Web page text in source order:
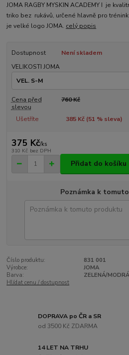
JOMA RAGBY MYSKIN ACADEMY I je
triko bez rukávů, určené hlavně pro
je velké logo JOMA. celý popis
Dostupnost
Není skladem
VELIKOSTI JOMA
Cena před
slevou
760 Kč
Ušetříte 385 Kč (51 % sleva)
375 Kč/ks
310 Kč bez DPH
Přidat do košíku
Poznámka k
Číslo produktu:
831 001
Výrobce:
JOMA
Barva:
ZELENÁ/MODRÁ
Hlídat cenu / dostupnost
DOPRAVA po ČR a SR
od 3500 Kč ZDARMA
14 LET NA TRHU